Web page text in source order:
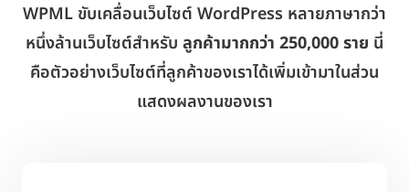
WPML ขับเคลื่อนเว็บไซต์ WordPress หลายภาษากว่า
หนึ่งล้านเว็บไซต์สำหรับ ลูกค้ามากกว่า 250,000 ราย นี่
คือตัวอย่างเว็บไซต์ที่ลูกค้าของเราได้เพิ่มเข้ามาในส่วน
แสดงผลงานของเรา